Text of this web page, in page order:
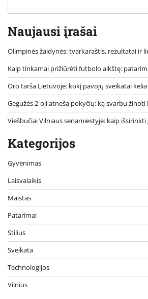
Naujausi įrašai
Olimpinės žaidynės: tvarkaraštis, rezultatai ir
Kaip tinkamai prižiūrėti futbolo aikštę:
Oro tarša Lietuvoje: kokį pavojų sveikatai
Gegužės 2-oji atneša pokyčių: ką svarbu žinoti
Viešbučiai Vilniaus senamiestyje: kaip išsirinkti
Kategorijos
Gyvenimas
Laisvalaikis
Maistas
Patarimai
Stilius
Sveikata
Technologijos
Vilnius